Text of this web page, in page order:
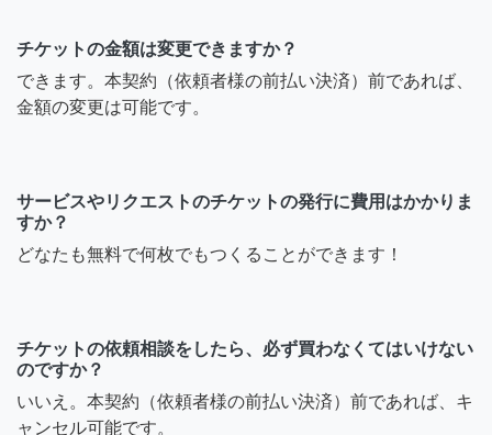
チケットの金額は変更できますか？
できます。本契約（依頼者様の前払い決済）前であれば、
金額の変更は可能です。
サービスやリクエストのチケットの発行に費用はかかりま
すか？
どなたも無料で何枚でもつくることができます！
チケットの依頼相談をしたら、必ず買わなくてはいけない
のですか？
いいえ。本契約（依頼者様の前払い決済）前であれば、キ
ャンセル可能です。